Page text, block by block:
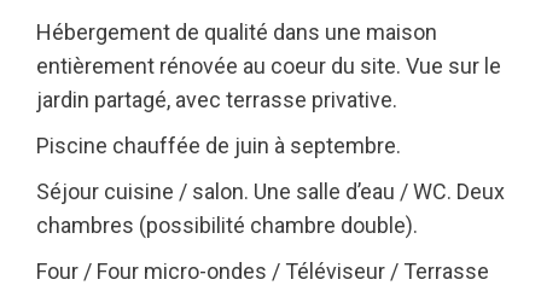
Hébergement de qualité dans une maison
entièrement rénovée au coeur du site. Vue sur le
jardin partagé, avec terrasse privative.
Piscine chauffée de juin à septembre.
Séjour cuisine / salon. Une salle d’eau / WC. Deux
chambres (possibilité chambre double).
Four / Four micro-ondes / Téléviseur / Terrasse